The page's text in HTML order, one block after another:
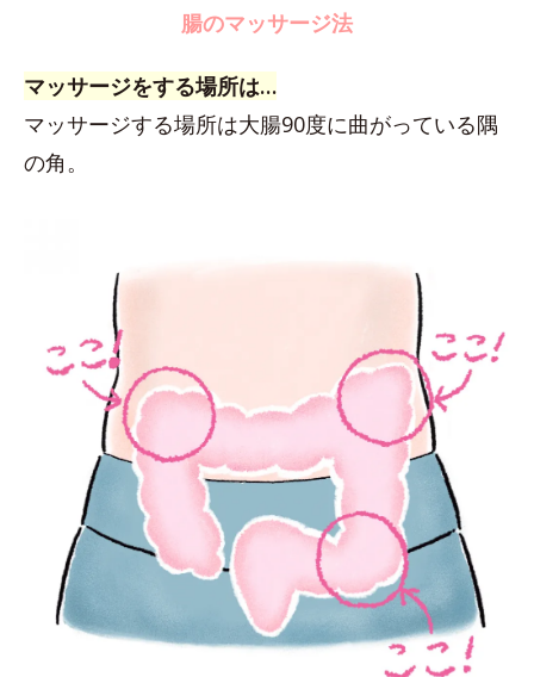
腸のマッサージ法
マッサージをする場所は…
マッサージする場所は大腸90度に曲がっている隅
の角。